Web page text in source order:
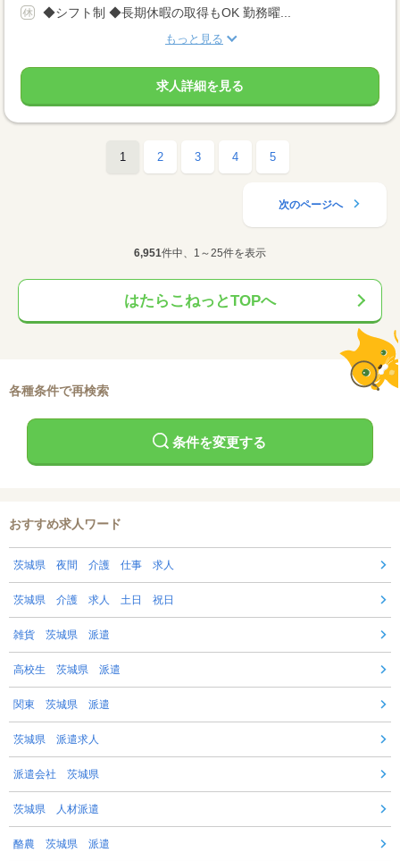
◆シフト制 ◆長期休暇の取得もOK 勤務曜...
もっと見る
求人詳細を見る
1 2 3 4 5
次のページへ
6,951件中、1～25件を表示
はたらこねっとTOPへ
各種条件で再検索
条件を変更する
おすすめ求人ワード
茨城県 夜間 介護 仕事 求人
茨城県 介護 求人 土日 祝日
雑貨 茨城県 派遣
高校生 茨城県 派遣
関東 茨城県 派遣
茨城県 派遣求人
派遣会社 茨城県
茨城県 人材派遣
酪農 茨城県 派遣